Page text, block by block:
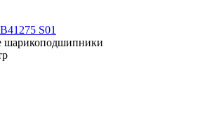
S01
шарикоподшипники